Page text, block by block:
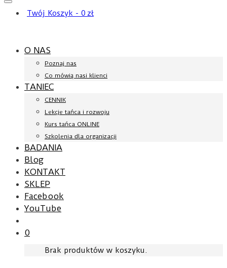
Twój Koszyk - 0 zł
O NAS
Poznaj nas
Co mówią nasi klienci
TANIEC
CENNIK
Lekcje tańca i rozwoju
Kurs tańca ONLINE
Szkolenia dla organizacji
BADANIA
Blog
KONTAKT
SKLEP
Facebook
YouTube
0
Brak produktów w koszyku.